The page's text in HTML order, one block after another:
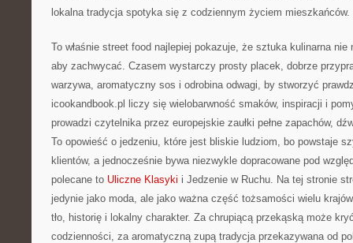
lokalna tradycja spotyka się z codziennym życiem mieszkańców.
To właśnie street food najlepiej pokazuje, że sztuka kulinarna
aby zachwycać. Czasem wystarczy prosty placek, dobrze
warzywa, aromatyczny sos i odrobina odwagi, by stworzyć
icookandbook.pl liczy się wielobarwność smaków, inspiracji i
prowadzi czytelnika przez europejskie zaułki pełne zapachów,
To opowieść o jedzeniu, które jest bliskie ludziom, bo powstaje
klientów, a jednocześnie bywa niezwykle dopracowane pod
polecane to Uliczne Klasyki i Jedzenie w Ruchu. Na tej stronie
jedynie jako moda, ale jako ważna część tożsamości wielu
tło, historię i lokalny charakter. Za chrupiącą przekąską może
codzienności, za aromatyczną zupą tradycja przekazywana od